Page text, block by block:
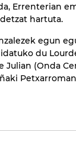
Errenterian
hartuta.
egun
du
Julian (Onda